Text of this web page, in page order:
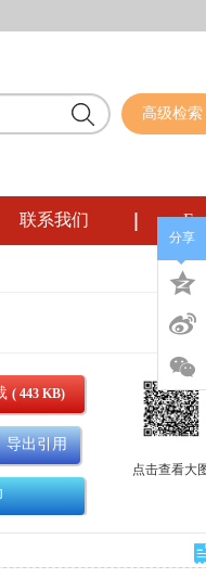
高级检索
联系我们
( 443 KB)
导出引用
点击查看大
分享